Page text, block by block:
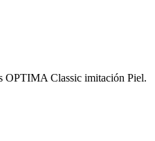
Classic imitación Piel.